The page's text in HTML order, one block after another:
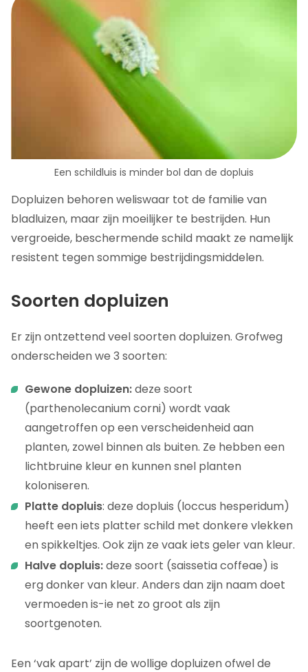
Een schildluis is minder bol dan de dopluis
Dopluizen behoren weliswaar tot de familie van
bladluizen, maar zijn moeilijker te bestrijden. Hun
vergroeide, beschermende schild maakt ze namelijk
resistent tegen sommige bestrijdingsmiddelen.
Soorten dopluizen
Er zijn ontzettend veel soorten dopluizen. Grofweg
onderscheiden we 3 soorten:
Gewone dopluizen:deze soort
(parthenolecanium corni) wordt vaak
aangetroffen op een verscheidenheid aan
planten, zowel binnen als buiten. Ze hebben een
lichtbruine kleur en kunnen snel planten
koloniseren.
Platte dopluis: deze dopluis (loccus hesperidum)
heeft een iets platter schild met donkere vlekken
en spikkeltjes. Ook zijn ze vaak iets geler van kleur.
Halve dopluis:deze soort (saissetia coffeae) is
erg donker van kleur. Anders dan zijn naam doet
vermoeden is-ie net zo groot als zijn
soortgenoten.
Een ‘vak apart’ zijn de wollige dopluizen ofwel de